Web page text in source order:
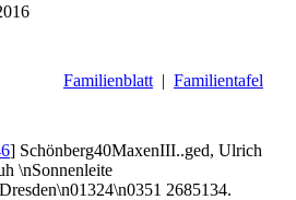
Familienblatt | Familientafel
] Schönberg40MaxenIII..ged, Ulrich
\nSonnenleite
2685134.